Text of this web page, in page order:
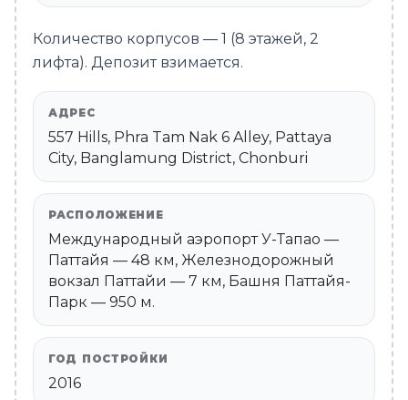
Количество корпусов — 1 (8 этажей, 2
лифта). Депозит взимается.
АДРЕС
557 Hills, Phra Tam Nak 6 Alley, Pattaya
City, Banglamung District, Chonburi
РАСПОЛОЖЕНИЕ
Международный аэропорт У-Тапао —
Паттайя — 48 км, Железнодорожный
вокзал Паттайи — 7 км, Башня Паттайя-
Парк — 950 м.
ГОД ПОСТРОЙКИ
2016